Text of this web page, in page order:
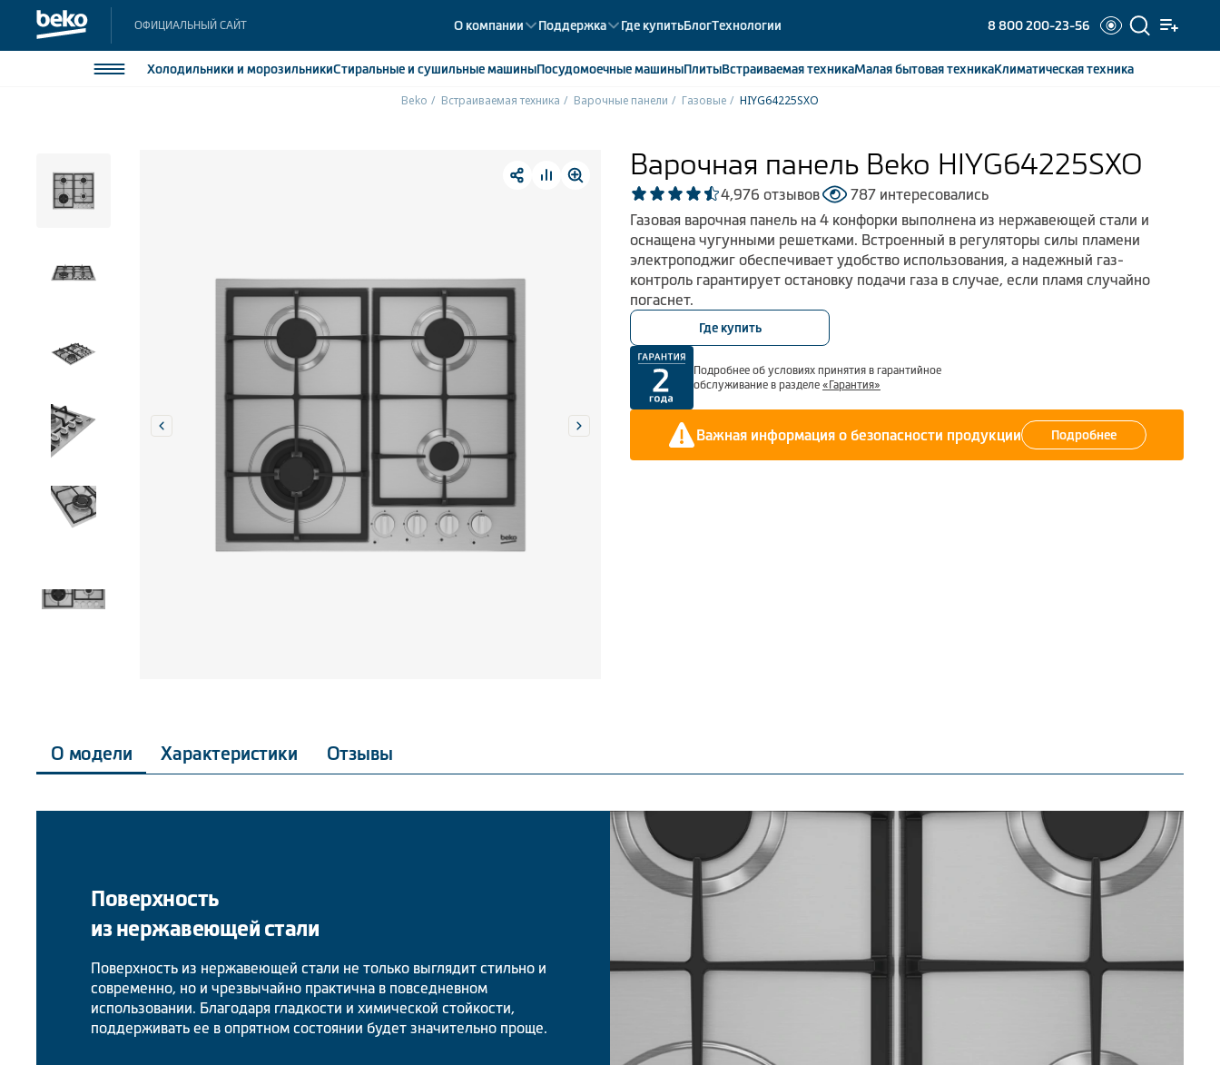
ОФИЦИАЛЬНЫЙ САЙТ О компании Поддержка Где купитьБлогТехнологии 8 800 200-23-56
Холодильники и морозильникиСтиральные и сушильные машиныПосудомоечныемашиныПлитыВстраиваемаятехникаМалая бытоваятехникаКлиматическаятехника
Посудомоечные машины
Встраиваемая техника
Beko Встраиваемая техника Варочные панели Газовые HIYG64225SXO
Варочная панель Beko HIYG64225SXO
4,976 отзывов
787 интересовались
Газовая варочная панель на 4 конфорки выполнена из нержавеющей стали и
оснащена чугунными решетками. Встроенный в регуляторы силы пламени
электроподжиг обеспечивает удобство использования, а надежный газ-
контроль гарантирует остановку подачи газа в случае, если пламя случайно
погаснет.
Где купить
Подробнее об условиях принятия в гарантийное
обслуживание в разделе «Гарантия»
Важная информация о безопасности продукции Подробнее
О модели Характеристики Отзывы
Поверхность
из нержавеющей стали
Поверхность из нержавеющей стали не только выглядит стильно и
современно, но и чрезвычайно практична в повседневном
использовании. Благодаря гладкости и химической стойкости,
поддерживать ее в опрятном состоянии будет значительно проще.